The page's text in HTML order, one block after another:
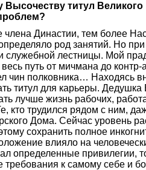
титул
Династии, тем более
род занятий. Но
служебной лестницы. Мой
путь от мичмана до
чин полковника… Находясь
титул для карьеры.
лучше жизнь рабочих,
кто трудился рядом с ним,
Дома. Сейчас уровень
сохранить полное
влияло на
определенные привилегии,
требования к самому себе и